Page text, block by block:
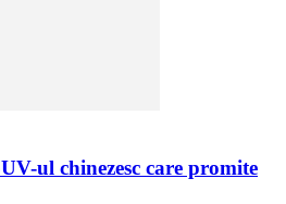
ul chinezesc care promite